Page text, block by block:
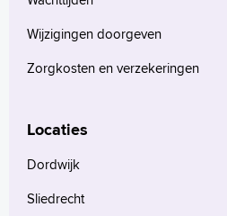
Wijzigingen doorgeven
Zorgkosten en verzekeringen
Locaties
Dordwijk
Sliedrecht